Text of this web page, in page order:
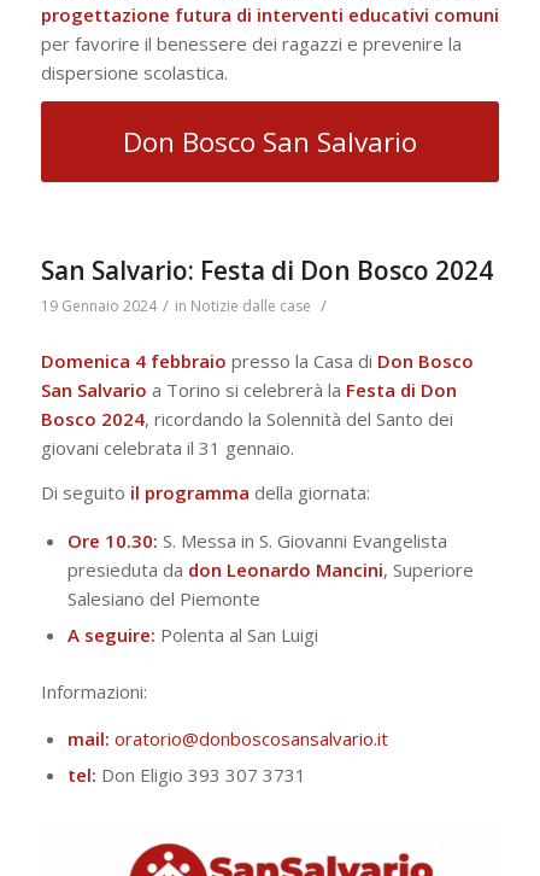
progettazione futura di interventi educativi comuni
per favorire il benessere dei ragazzi e prevenire la
dispersione scolastica.
Don Bosco San Salvario
San Salvario: Festa di Don Bosco 2024
19 Gennaio 2024 / in Notizie dalle case /
Domenica 4 febbraio presso la Casa di Don Bosco
San Salvario a Torino si celebrerà la Festa di Don
Bosco 2024, ricordando la Solennità del Santo dei
giovani celebrata il 31 gennaio.
Di seguito il programma della giornata:
Ore 10.30: S. Messa in S. Giovanni Evangelista
presieduta da don Leonardo Mancini, Superiore
Salesiano del Piemonte
A seguire: Polenta al San Luigi
Informazioni:
mail: oratorio@donboscosansalvario.it
tel: Don Eligio 393 307 3731